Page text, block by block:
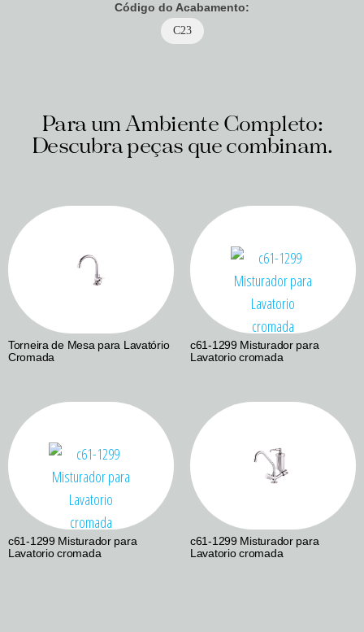
Código do Acabamento:
C23
Para um Ambiente Completo:
Descubra peças que combinam.
Torneira de Mesa para Lavatório
Cromada
c61-1299 Misturador para
Lavatorio cromada
c61-1299 Misturador para
Lavatorio cromada
c61-1299 Misturador para
Lavatorio cromada